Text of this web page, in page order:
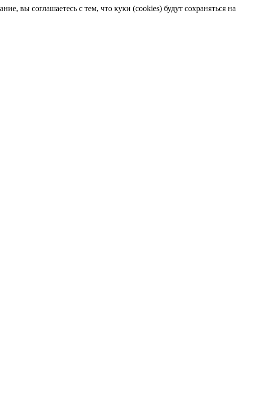
вы соглашаетесь с тем, что куки (cookies) будут сохраняться на